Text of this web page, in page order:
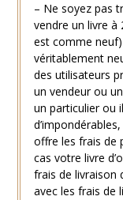
– Ne soyez pas
vendre un livre à
est comme neuf)
véritablement
des utilisateurs
un vendeur ou
un particulier ou
offre les frais de
cas votre livre
frais de livraison
avec les frais de